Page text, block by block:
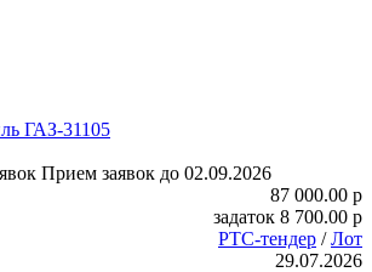
ГАЗ-31105
Прием заявок до 02.09.2026
87 000.00 p
задаток 8 700.00 p
РТС-тендер /Лот
29.07.2026